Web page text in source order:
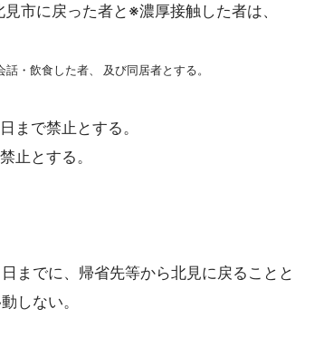
見市に戻った者と※濃厚接触した者は、
・飲食した者、 及び同居者とする。
まで禁止とする。
止とする。
でに、帰省先等から北見に戻ることと
しない。